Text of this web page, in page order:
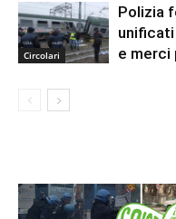
Circolari
Polizia
e merci